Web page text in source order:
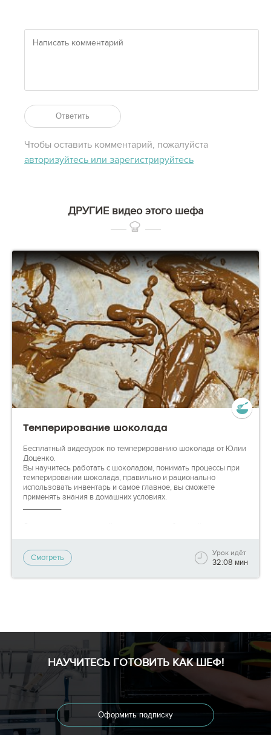
Ответить
Чтобы оставить комментарий, пожалуйста
авторизуйтесь или зарегистрируйтесь
ДРУГИЕ видео этого шефа
Темперирование шоколада
Бесплатный видеоурок по темперированию шоколада от Юлии
Доценко.
Вы научитесь работать с шоколадом, понимать процессы при
темперировании шоколада, правильно и рационально
использовать инвентарь и самое главное, вы сможете
применять знания в домашних условиях.
Смотреть
Урок идёт
32:08 мин
НАУЧИТЕСЬ ГОТОВИТЬ КАК ШЕФ!
Оформить подписку